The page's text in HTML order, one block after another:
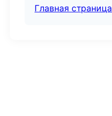
Главная страница